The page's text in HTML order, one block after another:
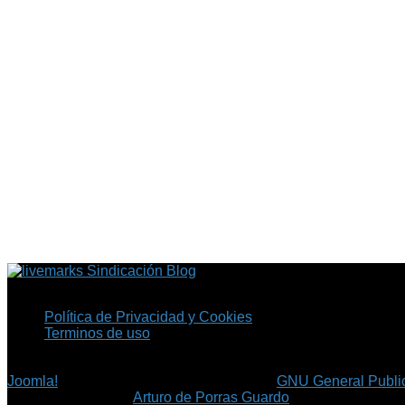
Sindicación Blog
Política de Privacidad y Cookies
Terminos de uso
Joomla!
GNU General
©Arturo de Porras Guardo